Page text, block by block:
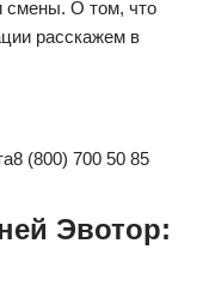
смены. О том, что
расскажем в
(800) 700 50 85
Эвотор: